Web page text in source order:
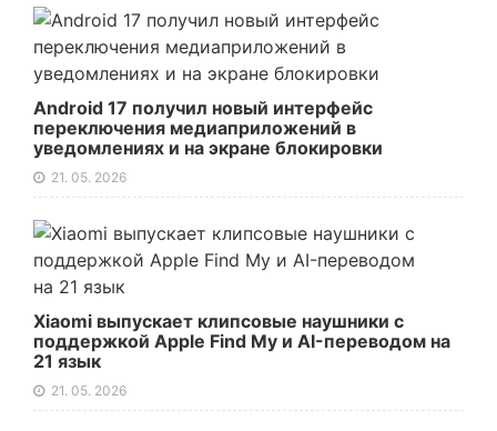
Android 17 получил новый интерфейс
переключения медиаприложений в
уведомлениях и на экране блокировки
21. 05. 2026
Xiaomi выпускает клипсовые наушники с
поддержкой Apple Find My и AI-переводом на
21 язык
21. 05. 2026